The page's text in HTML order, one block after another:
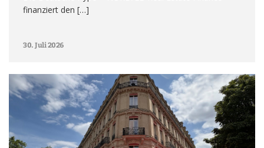
finanziert den […]
30. Juli 2026